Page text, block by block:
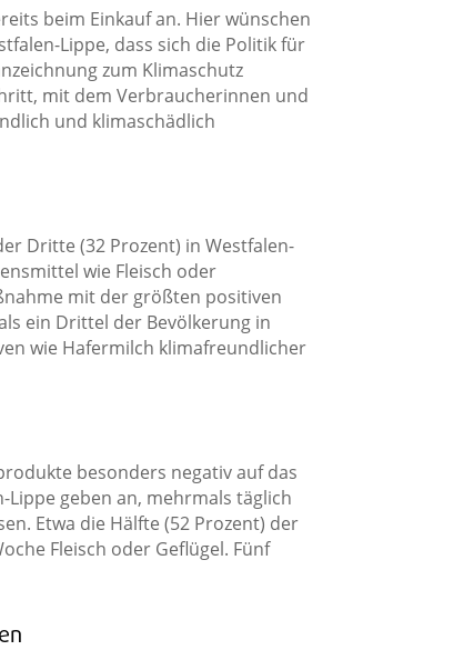
beim Einkauf an. Hier wünschen
Lippe, dass sich die Politik für
zum Klimaschutz
mit dem Verbraucherinnen und
und klimaschädlich
Dritte (32 Prozent) in Westfalen-
wie Fleisch oder
mit der größten positiven
ein Drittel der Bevölkerung in
wie Hafermilch klimafreundlicher
besonders negativ auf das
Lippe geben an, mehrmals täglich
Etwa die Hälfte (52 Prozent) der
Fleisch oder Geflügel. Fünf